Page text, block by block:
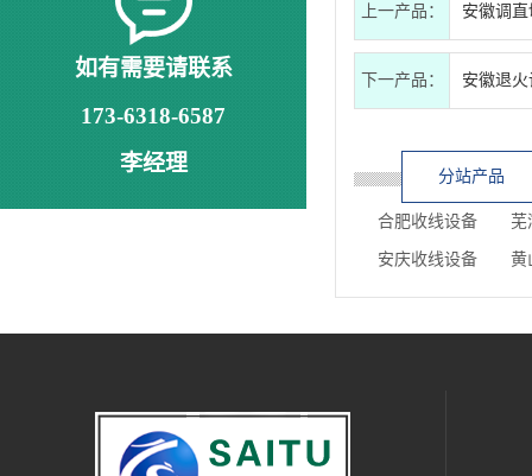
如有需要请联系
173-6318-6587
李经理
上一产品： 安徽调
下一产品： 安徽退
分站产品
合肥收线设备 芜
安庆收线设备 黄